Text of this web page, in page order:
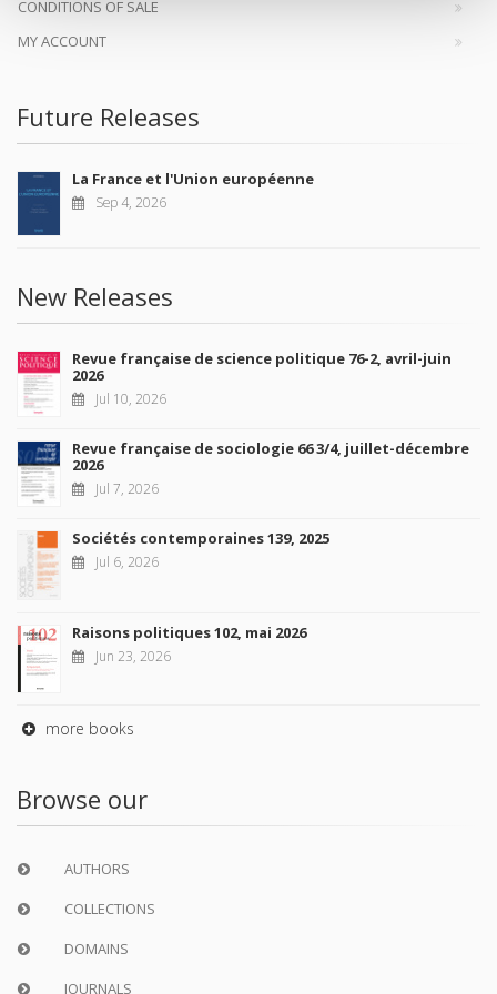
CONDITIONS OF SALE
MY ACCOUNT
Future Releases
La France et l'Union européenne
Sep 4, 2026
New Releases
Revue française de science politique 76-2, avril-juin
2026
Jul 10, 2026
Revue française de sociologie 66 3/4, juillet-décembre
2026
Jul 7, 2026
Sociétés contemporaines 139, 2025
Jul 6, 2026
Raisons politiques 102, mai 2026
Jun 23, 2026
more books
Browse our
AUTHORS
COLLECTIONS
DOMAINS
JOURNALS